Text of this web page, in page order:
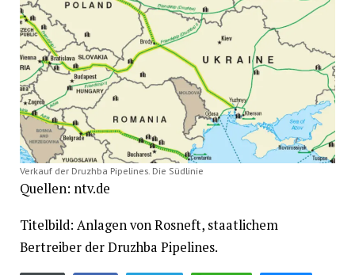
Verkauf der Druzhba Pipelines. Die Südlinie
Quellen: ntv.de
Titelbild: Anlagen von Rosneft, staatlichem
Bertreiber der Druzhba Pipelines.